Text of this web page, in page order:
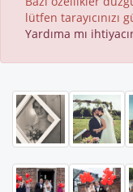
lütfen tarayıcınızı
Yardıma mı